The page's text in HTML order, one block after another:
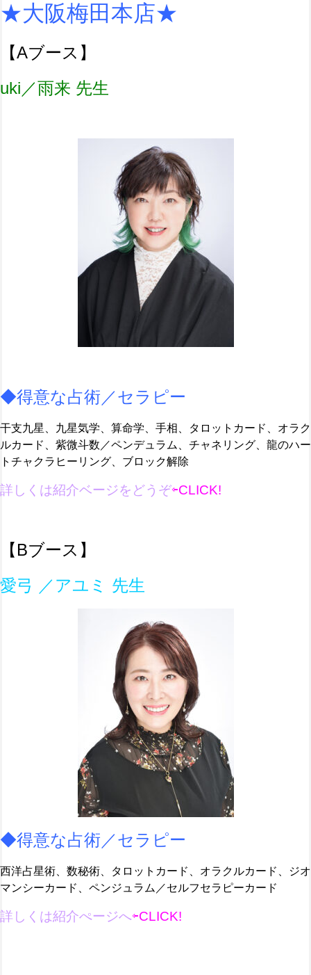
★大阪梅田本店★
【Aブース】
uki／雨来 先生
◆得意な占術／セラピー
干支九星、九星気学、算命学、手相、タロットカード、オラク
ルカード、紫微斗数／ペンデュラム、チャネリング、龍のハー
トチャクラヒーリング、ブロック解除
詳しくは紹介ベージを どうぞ⇦CLICK!
【Bブース】
愛弓 ／アユミ 先生
◆得意な占術／セラピー
西洋占星術、数秘術、タロットカード、オラクルカード、ジオ
マンシーカード、ペンジュラム／セルフセラピーカード
詳しくは紹介ぺージへ⇦CLICK!